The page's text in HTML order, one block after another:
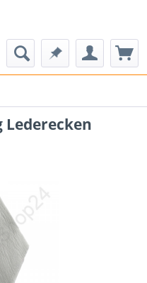
Lederecken